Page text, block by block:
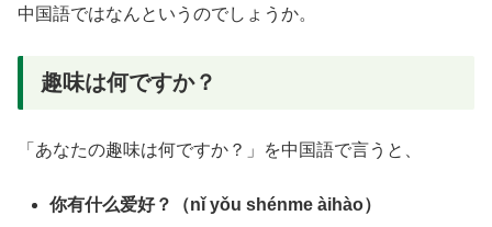
中国語ではなんというのでしょうか。
趣味は何ですか？
「あなたの趣味は何ですか？」を中国語で言うと、
你有什么爱好？（nǐ yǒu shénme àihào）